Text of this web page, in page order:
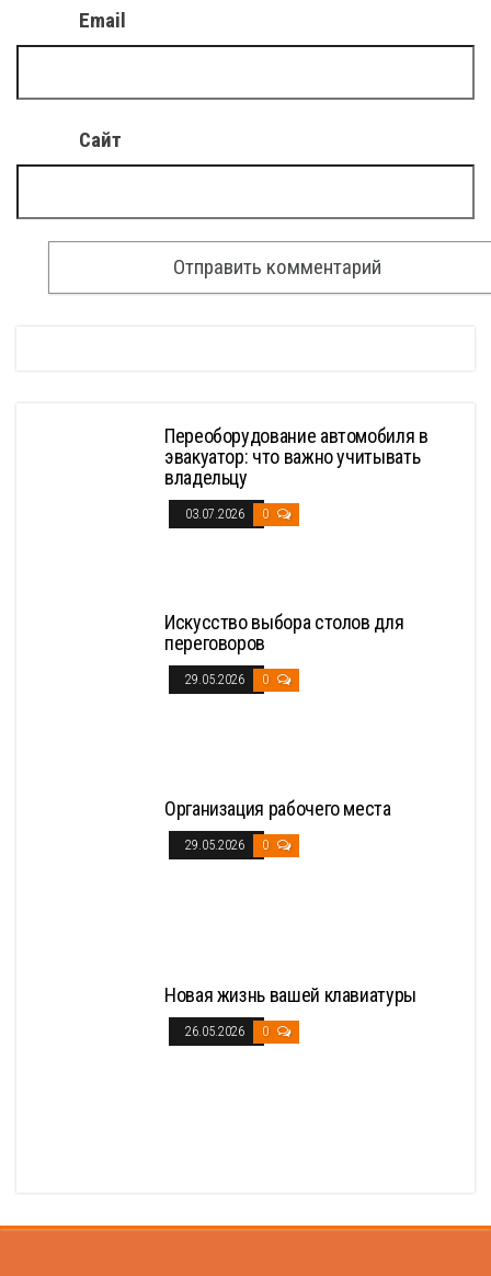
Email
Сайт
Переоборудование автомобиля в
эвакуатор: что важно учитывать
владельцу
03.07.2026 0
Искусство выбора столов для
переговоров
29.05.2026 0
Организация рабочего места
29.05.2026 0
Новая жизнь вашей клавиатуры
26.05.2026 0